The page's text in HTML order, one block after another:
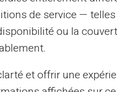
d'éviter les
Carte prépayée
de service —
ou la
et offrir une